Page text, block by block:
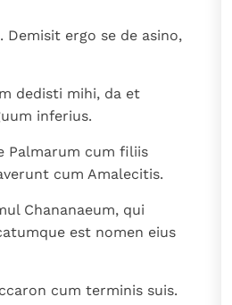
ergo se de asino,
dedisti mihi, da et
inferius.
Palmarum cum filiis
cum Amalecitis.
Chananaeum, qui
est nomen eius
cum terminis suis.